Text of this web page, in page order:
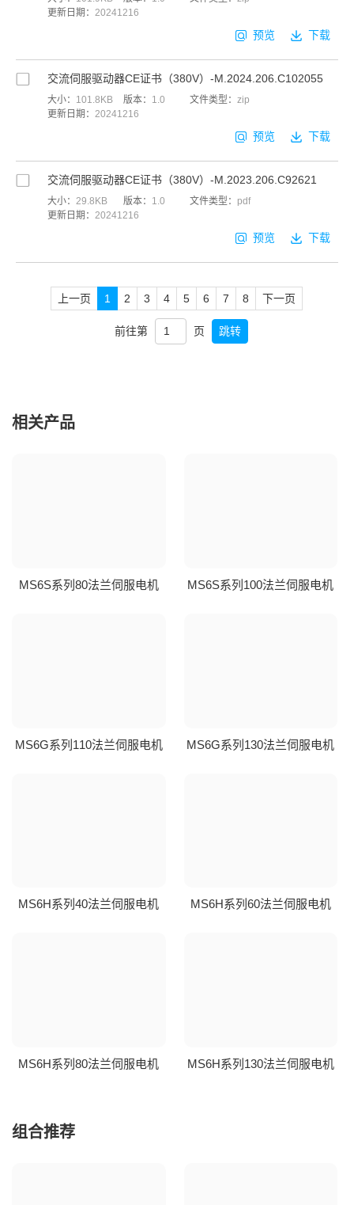
预览 下载
更新日期： 20241216
预览 下载
交流伺服驱动器CE证书（380V）-M.2024.206.C102055
大小： 101.8KB 版本： 1.0 文件类型： zip
更新日期： 20241216
预览 下载
交流伺服驱动器CE证书（380V）-M.2023.206.C92621
大小： 29.8KB 版本： 1.0 文件类型： pdf
更新日期： 20241216
上一页 1 2 3 4 5 6 7 8 下一页
前往第 页 跳转
相关产品
MS6S系列80法兰伺服电机 MS6S系列100法兰伺服电机
MS6G系列110法兰伺服电机 MS6G系列130法兰伺服电机
MS6H系列40法兰伺服电机 MS6H系列60法兰伺服电机
MS6H系列80法兰伺服电机 MS6H系列130法兰伺服电机
组合推荐